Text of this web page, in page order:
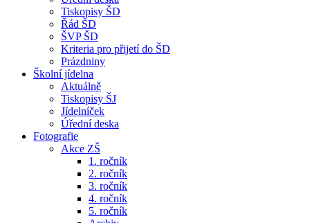
Tiskopisy ŠD
Řád ŠD
ŠVP ŠD
Kriteria pro přijetí do ŠD
Prázdniny
Školní jídelna
Aktuálně
Tiskopisy ŠJ
Jídelníček
Úřední deska
Fotografie
Akce ZŠ
1. ročník
2. ročník
3. ročník
4. ročník
5. ročník